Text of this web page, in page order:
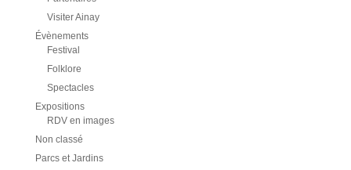
Visiter Ainay
Évènements
Festival
Folklore
Spectacles
Expositions
RDV en images
Non classé
Parcs et Jardins